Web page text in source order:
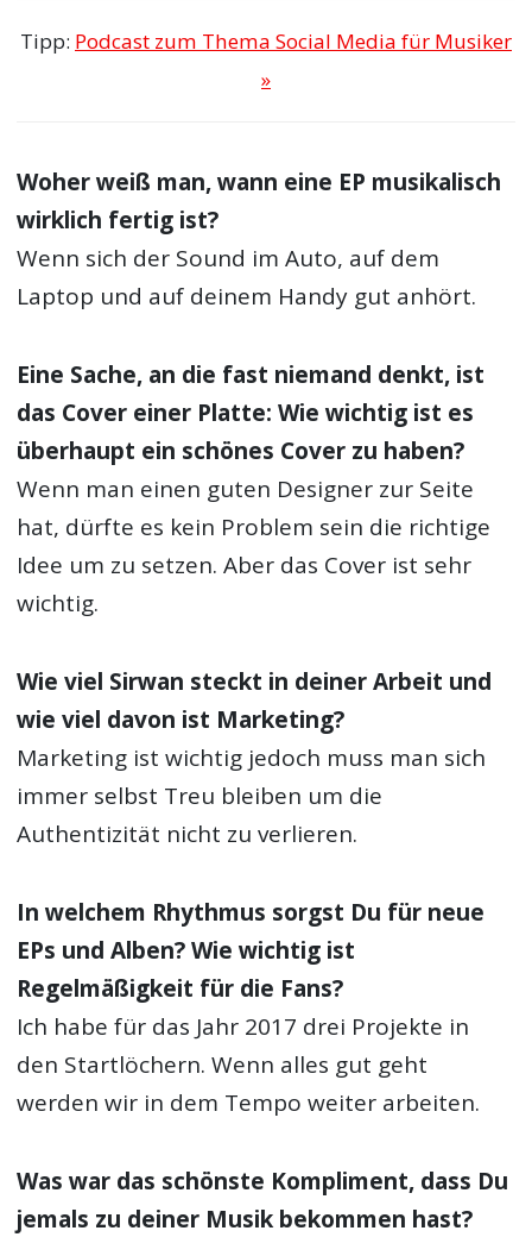
Tipp: Podcast zum Thema Social Media für Musiker
»
Woher weiß man, wann eine EP musikalisch
wirklich fertig ist?
Wenn sich der Sound im Auto, auf dem
Laptop und auf deinem Handy gut anhört.
Eine Sache, an die fast niemand denkt, ist
das Cover einer Platte: Wie wichtig ist es
überhaupt ein schönes Cover zu haben?
Wenn man einen guten Designer zur Seite
hat, dürfte es kein Problem sein die richtige
Idee um zu setzen. Aber das Cover ist sehr
wichtig.
Wie viel Sirwan steckt in deiner Arbeit und
wie viel davon ist Marketing?
Marketing ist wichtig jedoch muss man sich
immer selbst Treu bleiben um die
Authentizität nicht zu verlieren.
In welchem Rhythmus sorgst Du für neue
EPs und Alben? Wie wichtig ist
Regelmäßigkeit für die Fans?
Ich habe für das Jahr 2017 drei Projekte in
den Startlöchern. Wenn alles gut geht
werden wir in dem Tempo weiter arbeiten.
Was war das schönste Kompliment, dass Du
jemals zu deiner Musik bekommen hast?